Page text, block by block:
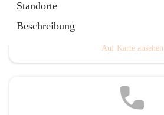
Standorte
Beschreibung
Auf Karte ansehen